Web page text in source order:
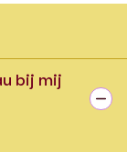
bij mij